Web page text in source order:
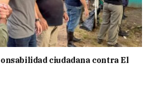
ciudadana contra El